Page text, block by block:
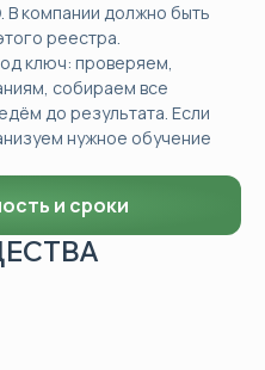
В компании должно быть
реестра.
ключ: проверяем,
собираем все
до результата. Если
нужное обучение
и сроки